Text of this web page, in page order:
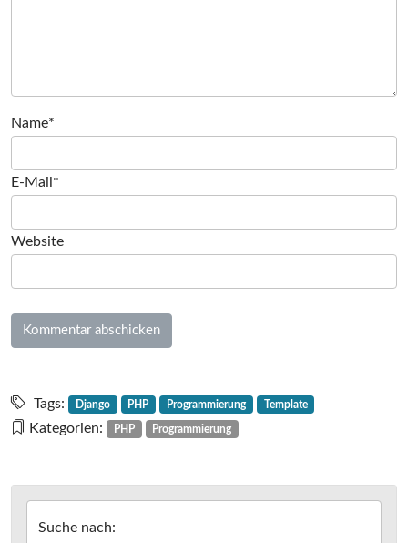
Name*
E-Mail*
Website
Tags: Django PHP Programmierung Template
Kategorien: PHP Programmierung
Suche nach: